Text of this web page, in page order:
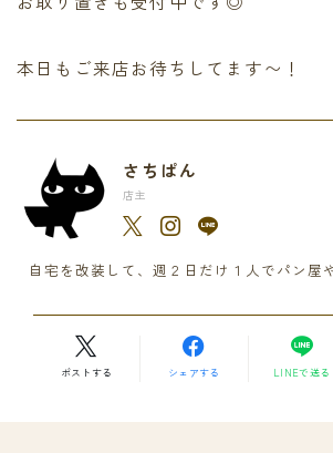
本日もご来店お待ちしてます〜！
さちぱん
店主
自宅を改装して、週２日だけ１人でパン屋
ポストする シェアする LINEで送る